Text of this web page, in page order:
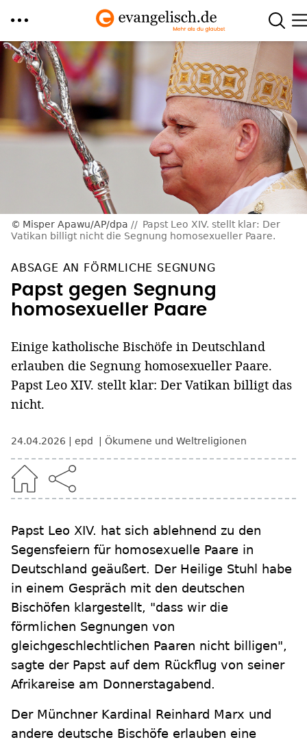
Direkt
Inhalt
Misper Apawu/AP/dpa
Papst Leo XIV. stellt klar: Der
Vatikan billigt nicht die Segnung homosexueller Paare.
ABSAGE AN FÖRMLICHE SEGNUNG
Papst gegen Segnung
homosexueller Paare
Einige katholische Bischöfe in Deutschland
erlauben die Segnung homosexueller Paare.
Papst Leo XIV. stellt klar: Der Vatikan billigt das
nicht.
24.04.2026 epd Ökumene und Weltreligionen
Papst Leo XIV. hat sich ablehnend zu den
Segensfeiern für homosexuelle Paare in
Deutschland geäußert. Der Heilige Stuhl habe
in einem Gespräch mit den deutschen
Bischöfen klargestellt, "dass wir die
förmlichen Segnungen von
gleichgeschlechtlichen Paaren nicht billigen",
sagte der Papst auf dem Rückflug von seiner
Afrikareise am Donnerstagabend.
Der Münchner Kardinal Reinhard Marx und
andere deutsche Bischöfe erlauben eine